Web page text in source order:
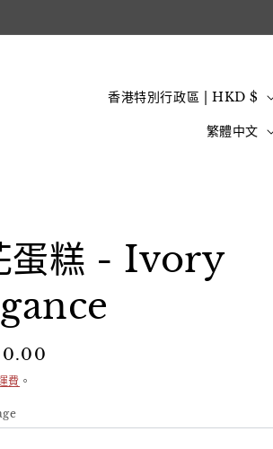
國
香港特別行政區 | HKD $
語
繁體中文
蛋糕 - Ivory
費 。